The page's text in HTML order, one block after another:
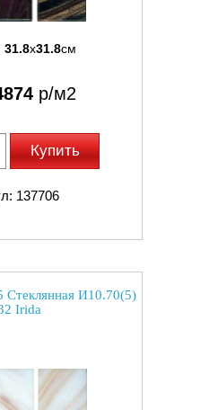
31.8x31.8см
р/м2
Купить
137706
Стеклянная И10.70(5)
Irida